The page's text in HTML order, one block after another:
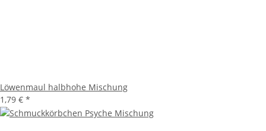
Löwenmaul halbhohe Mischung
1,79 € *